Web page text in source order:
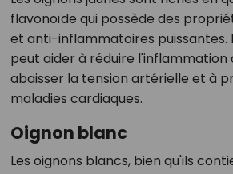
flavonoïde qui possède des
et anti-inflammatoires puissantes.
peut aider à réduire l'inflammation
abaisser la tension artérielle et à
maladies cardiaques.
Oignon blanc
Les oignons blancs, bien qu'ils